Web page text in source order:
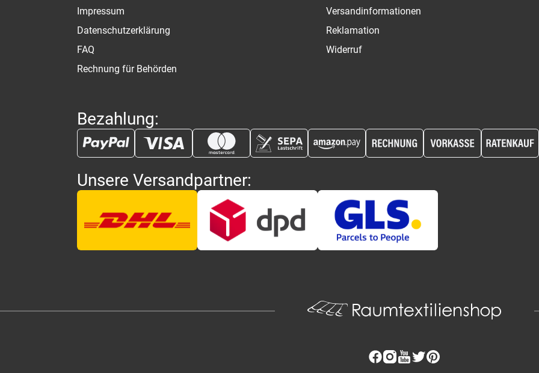
Impressum
Datenschutzerklärung
FAQ
Rechnung für Behörden
Versandinformationen
Reklamation
Widerruf
Bezahlung:
Unsere Versandpartner: